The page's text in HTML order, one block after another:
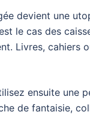
devient une
le cas des
Livres, cahiers
ensuite une
de fantaisie,